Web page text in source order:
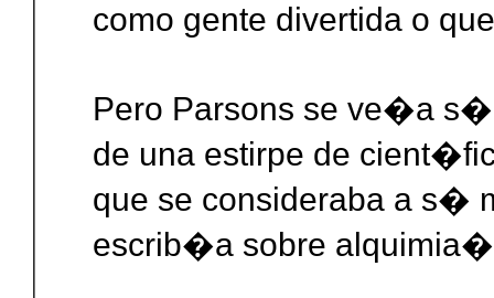
como gente divertida o
Pero Parsons se ve�a
de una estirpe de
que se consideraba a s�
escrib�a sobre